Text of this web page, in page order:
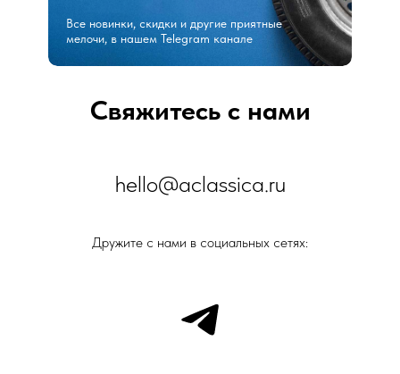
Все новинки, скидки и другие приятные
мелочи, в нашем Telegram канале
Свяжитесь с нами
hello@aclassica.ru
Дружите с нами в социальных сетях: